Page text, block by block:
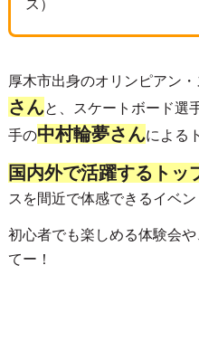
ス）
厚木市出身のオリンピアン
さんと、スケートボード選
手の中村輪夢さんによる
国内外で活躍するトッ
スを間近で体感できるイベ
初心者でも楽しめる体験会
てー！